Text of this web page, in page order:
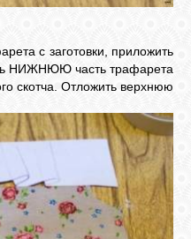
с заготовки, приложить
НИЖНЮЮ часть трафарета
скотча. Отложить верхнюю